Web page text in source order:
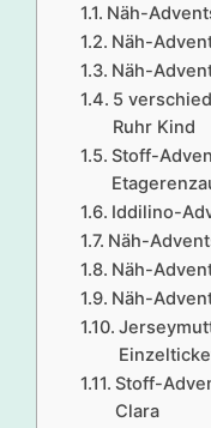
Näh-
Näh-
Näh-
5
Ruhr Kind
Stoff-
Iddilino-
Näh-
Näh-
Näh-
Stoff-
Clara